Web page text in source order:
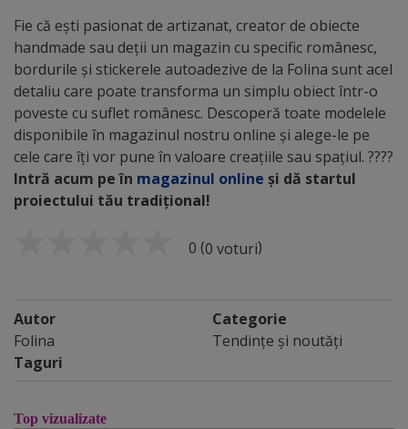
Fie că ești pasionat de artizanat, creator de obiecte
handmade sau deții un magazin cu specific românesc,
bordurile și stickerele autoadezive de la Folina sunt acel
detaliu care poate transforma un simplu obiect într-o
poveste cu suflet românesc. Descoperă toate modelele
disponibile în magazinul nostru online și alege-le pe
cele care îți vor pune în valoare creațiile sau spațiul. ????
Intră acum pe în magazinul online și dă startul
proiectului tău tradițional!
0 (0 voturi)
Autor
Folina
Categorie
Tendințe și noutăți
Taguri
Top vizualizate